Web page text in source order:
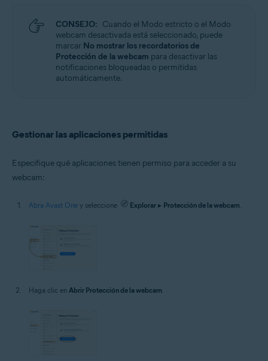
CONSEJO: Cuando el Modo estricto o el Modo
webcam desactivada está seleccionado, puede
marcar No mostrar los recordatorios de
Protección de la webcam para desactivar las
notificaciones bloqueadas o permitidas
automáticamente.
Gestionar las aplicaciones permitidas
Especifique qué aplicaciones tienen permiso para acceder a su
webcam:
Abra Avast One y seleccione Explorar ▸ Protección de la webcam.
Haga clic en Abrir Protección de la webcam.